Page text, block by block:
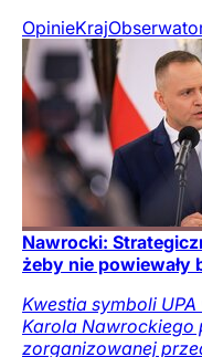
OpinieKraj
Nawrocki:
żeby nie powiewały
Kwestia symboli
Karola Nawrockiego
zorganizowanej